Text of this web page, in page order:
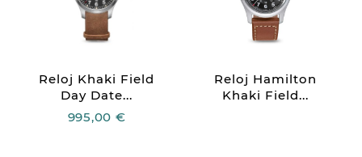
Reloj Khaki Field
Day Date...
995,00 €
Reloj Hamilton
Khaki Field...